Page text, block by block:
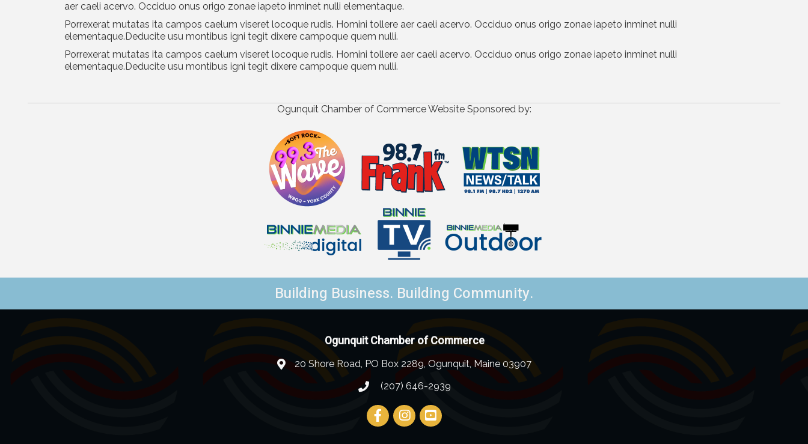
aer caeli acervo. Occiduo onus origo zonae iapeto inminet nulli elementaque.
Porrexerat mutatas ita campos caelum viseret locoque rudis. Homini tollere aer caeli acervo. Occiduo onus origo zonae iapeto inminet nulli
elementaque.Deducite usu montibus igni tegit dixere campoque quem nulli.
Porrexerat mutatas ita campos caelum viseret locoque rudis. Homini tollere aer caeli acervo. Occiduo onus origo zonae iapeto inminet nulli
elementaque.Deducite usu montibus igni tegit dixere campoque quem nulli.
Ogunquit Chamber of Commerce Website Sponsored by:
Building Business. Building Community.
Ogunquit Chamber of Commerce
20 Shore Road, PO Box 2289, Ogunquit, Maine 03907
(207) 646-2939